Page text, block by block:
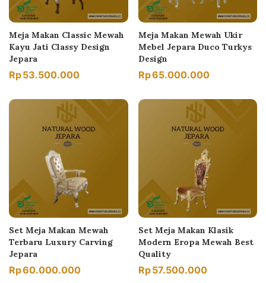
Meja Makan Classic Mewah
Kayu Jati Classy Design
Jepara
Rp53.500.000
Meja Makan Mewah Ukir
Mebel Jepara Duco Turkys
Design
Rp65.000.000
Set Meja Makan Mewah
Terbaru Luxury Carving
Jepara
Rp60.000.000
Set Meja Makan Klasik
Modern Eropa Mewah Best
Quality
Rp57.500.000